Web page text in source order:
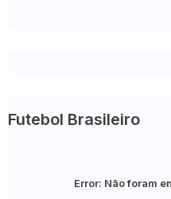
Futebol Brasileiro
Error: Não foram